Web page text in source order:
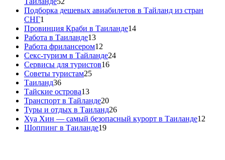
Подборка дешевых авиабилетов в Тайланд из стран
СНГ1
Провинция Краби в Таиланде14
Работа в Таиланде13
Работа фрилансером12
Секс-туризм в Тайланде24
Сервисы для туристов16
Советы туристам25
Таиланд36
Тайские острова13
Транспорт в Тайланде20
Туры и отдых в Таиланд26
Хуа Хин — самый безопасный курорт в Таиланде12
Шоппинг в Таиланде19